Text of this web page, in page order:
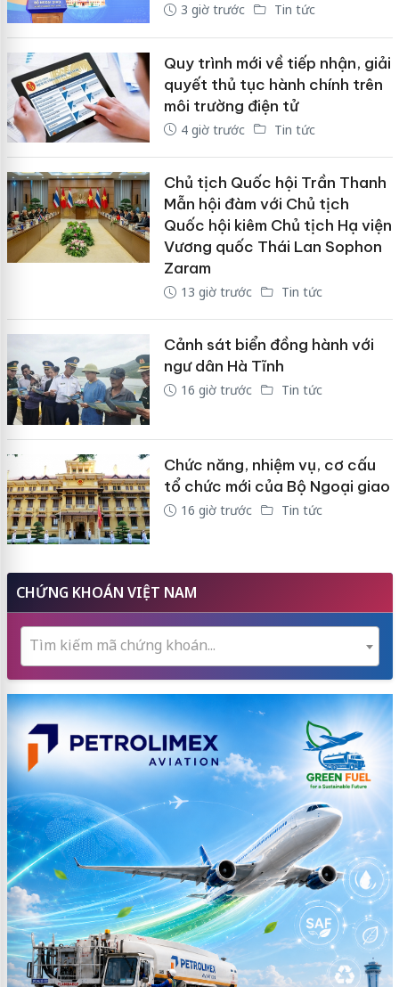
3 giờ trước Tin tức
Quy trình mới về tiếp nhận, giải
quyết thủ tục hành chính trên
môi trường điện tử
4 giờ trước Tin tức
Chủ tịch Quốc hội Trần Thanh
Mẫn hội đàm với Chủ tịch
Quốc hội kiêm Chủ tịch Hạ viện
Vương quốc Thái Lan Sophon
Zaram
13 giờ trước Tin tức
Cảnh sát biển đồng hành với
ngư dân Hà Tĩnh
16 giờ trước Tin tức
Chức năng, nhiệm vụ, cơ cấu
tổ chức mới của Bộ Ngoại giao
16 giờ trước Tin tức
CHỨNG KHOÁN VIỆT NAM
Tìm kiếm mã chứng khoán...